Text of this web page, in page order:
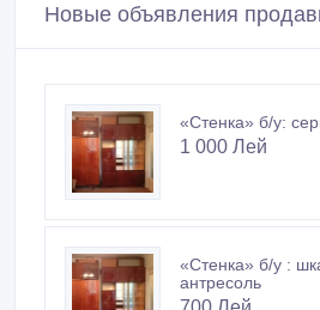
Новые объявления
«Стенка» б/у:
1 000 Лей
«Стенка» б/у :
антресоль